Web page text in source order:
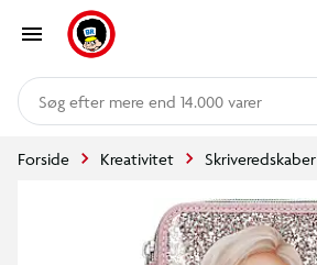
mere end 14.000 varer
Forside Kreativitet Skriveredskaber